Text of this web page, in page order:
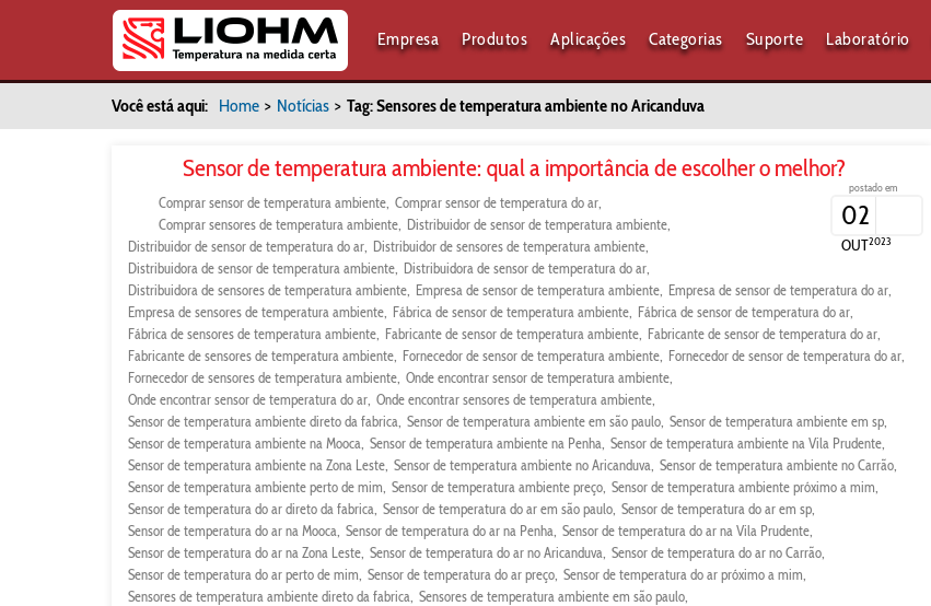
Empresa Produtos Aplicações Categorias Suporte Laboratório
Você está aqui: Home > Notícias > Tag: Sensores de temperatura ambiente no Aricanduva
Sensor de temperatura ambiente: qual a importância de escolher o melhor?
postado em
02
OUT2023
Comprar sensor de temperatura ambiente Comprar sensor de temperatura do ar
Comprar sensores de temperatura ambiente Distribuidor de sensor de temperatura ambiente
Distribuidor de sensor de temperatura do ar Distribuidor de sensores de temperatura ambiente
Distribuidora de sensor de temperatura ambiente Distribuidora de sensor de temperatura do ar
Distribuidora de sensores de temperatura ambiente Empresa de sensor de temperatura ambiente Empresa de sensor de temperatura do ar
Empresa de sensores de temperatura ambiente Fábrica de sensor de temperatura ambiente Fábrica de sensor de temperatura do ar
Fábrica de sensores de temperatura ambiente Fabricante de sensor de temperatura ambiente Fabricante de sensor de temperatura do ar
Fabricante de sensores de temperatura ambiente Fornecedor de sensor de temperatura ambiente Fornecedor de sensor de temperatura do ar
Fornecedor de sensores de temperatura ambiente Onde encontrar sensor de temperatura ambiente
Onde encontrar sensor de temperatura do ar Onde encontrar sensores de temperatura ambiente
Sensor de temperatura ambiente direto da fabrica Sensor de temperatura ambiente em são paulo Sensor de temperatura ambiente em sp
Sensor de temperatura ambiente na Mooca Sensor de temperatura ambiente na Penha Sensor de temperatura ambiente na Vila Prudente
Sensor de temperatura ambiente na Zona Leste Sensor de temperatura ambiente no Aricanduva Sensor de temperatura ambiente no Carrão
Sensor de temperatura ambiente perto de mim Sensor de temperatura ambiente preço Sensor de temperatura ambiente próximo a mim
Sensor de temperatura do ar direto da fabrica Sensor de temperatura do ar em são paulo Sensor de temperatura do ar em sp
Sensor de temperatura do ar na Mooca Sensor de temperatura do ar na Penha Sensor de temperatura do ar na Vila Prudente
Sensor de temperatura do ar na Zona Leste Sensor de temperatura do ar no Aricanduva Sensor de temperatura do ar no Carrão
Sensor de temperatura do ar perto de mim Sensor de temperatura do ar preço Sensor de temperatura do ar próximo a mim
Sensores de temperatura ambiente direto da fabrica Sensores de temperatura ambiente em são paulo